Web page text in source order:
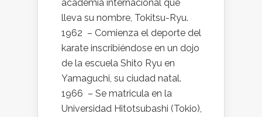
academia internacional que
lleva su nombre, Tokitsu-Ryu.
1962 – Comienza el deporte del
karate inscribiéndose en un dojo
de la escuela Shito Ryu en
Yamaguchi, su ciudad natal.
1966 – Se matricula en la
Universidad Hitotsubashi (Tokio),